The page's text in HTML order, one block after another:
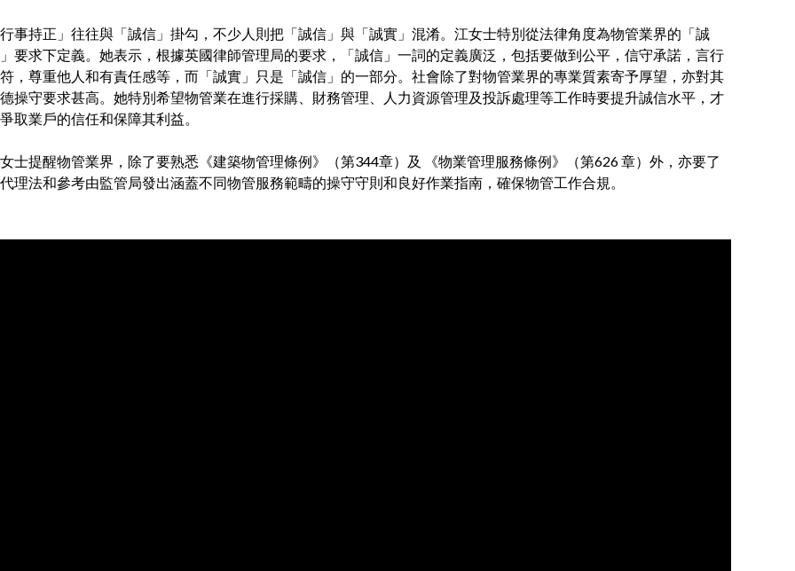
行事持正」往往與「誠信」掛勾，不少人則把「誠信」與「誠實」混淆。江女士特別從法律角度為物管業界的「誠
要求下定義。她表示，根據英國律師管理局的要求，「誠信」一詞的定義廣泛，包括要做到公平，信守承諾，言行
，尊重他人和有責任感等，而「誠實」只是「誠信」的一部分。社會除了對物管業界的專業質素寄予厚望，亦對其
操守要求甚高。她特別希望物管業在進行採購、財務管理、人力資源管理及投訴處理等工作時要提升誠信水平，才
取業戶的信任和保障其利益。
士提醒物管業界，除了要熟悉《建築物管理條例》（第344章）及 《物業管理服務條例》（第626 章）外，亦要了
理法和參考由監管局發出涵蓋不同物管服務範疇的操守守則和良好作業指南，確保物管工作合規。